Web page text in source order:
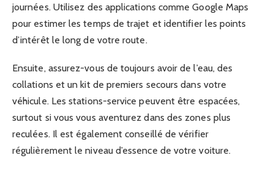
journées. Utilisez des applications comme Google Maps
pour estimer les temps de trajet et identifier les points
d’intérêt le long de votre route.
Ensuite, assurez-vous de toujours avoir de l’eau, des
collations et un kit de premiers secours dans votre
véhicule. Les stations-service peuvent être espacées,
surtout si vous vous aventurez dans des zones plus
reculées. Il est également conseillé de vérifier
régulièrement le niveau d’essence de votre voiture.